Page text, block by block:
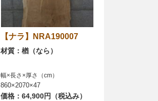
【ナラ】NRA190007
材質：楢（なら）
幅×長さ×厚さ（cm）
860×2070×47
価格：64,900円（税込み）